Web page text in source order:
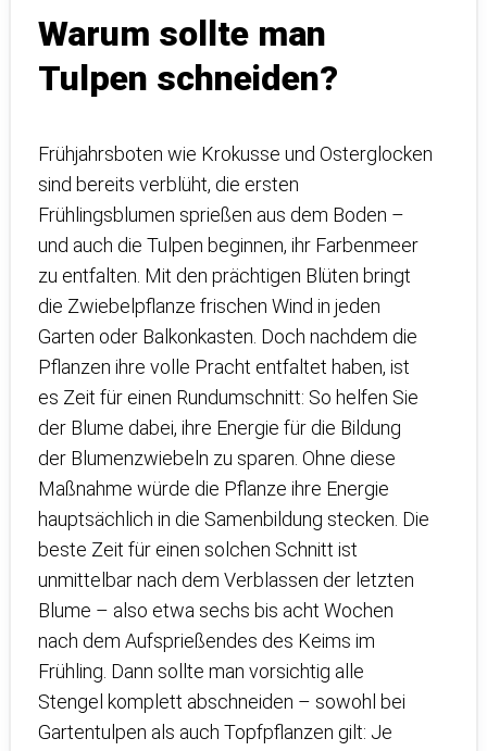
Warum sollte man
Tulpen schneiden?
Frühjahrsboten wie Krokusse und Osterglocken
sind bereits verblüht, die ersten
Frühlingsblumen sprießen aus dem Boden –
und auch die Tulpen beginnen, ihr Farbenmeer
zu entfalten. Mit den prächtigen Blüten bringt
die Zwiebelpflanze frischen Wind in jeden
Garten oder Balkonkasten. Doch nachdem die
Pflanzen ihre volle Pracht entfaltet haben, ist
es Zeit für einen Rundumschnitt: So helfen Sie
der Blume dabei, ihre Energie für die Bildung
der Blumenzwiebeln zu sparen. Ohne diese
Maßnahme würde die Pflanze ihre Energie
hauptsächlich in die Samenbildung stecken. Die
beste Zeit für einen solchen Schnitt ist
unmittelbar nach dem Verblassen der letzten
Blume – also etwa sechs bis acht Wochen
nach dem Aufsprießendes des Keims im
Frühling. Dann sollte man vorsichtig alle
Stengel komplett abschneiden – sowohl bei
Gartentulpen als auch Topfpflanzen gilt: Je